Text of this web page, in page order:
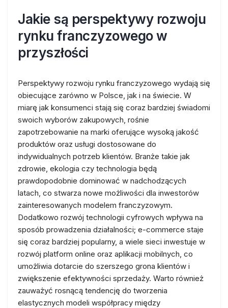
Jakie są perspektywy rozwoju
rynku franczyzowego w
przyszłości
Perspektywy rozwoju rynku franczyzowego wydają się
obiecujące zarówno w Polsce, jak i na świecie. W
miarę jak konsumenci stają się coraz bardziej świadomi
swoich wyborów zakupowych, rośnie
zapotrzebowanie na marki oferujące wysoką jakość
produktów oraz usługi dostosowane do
indywidualnych potrzeb klientów. Branże takie jak
zdrowie, ekologia czy technologia będą
prawdopodobnie dominować w nadchodzących
latach, co stwarza nowe możliwości dla inwestorów
zainteresowanych modelem franczyzowym.
Dodatkowo rozwój technologii cyfrowych wpływa na
sposób prowadzenia działalności; e-commerce staje
się coraz bardziej popularny, a wiele sieci inwestuje w
rozwój platform online oraz aplikacji mobilnych, co
umożliwia dotarcie do szerszego grona klientów i
zwiększenie efektywności sprzedaży. Warto również
zauważyć rosnącą tendencję do tworzenia
elastycznych modeli współpracy między